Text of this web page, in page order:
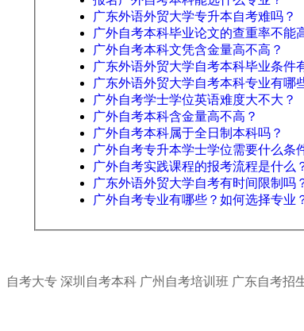
广东外语外贸大学专升本自考难吗？
广外自考本科毕业论文的查重率不能
广外自考本科文凭含金量高不高？
广东外语外贸大学自考本科毕业条件
广东外语外贸大学自考本科专业有哪
广外自考学士学位英语难度大不大？
广外自考本科含金量高不高？
广外自考本科属于全日制本科吗？
广外自考专升本学士学位需要什么条
广外自考实践课程的报考流程是什么
广东外语外贸大学自考有时间限制吗
广外自考专业有哪些？如何选择专业
自考大专 深圳自考本科 广州自考培训班 广东自考招